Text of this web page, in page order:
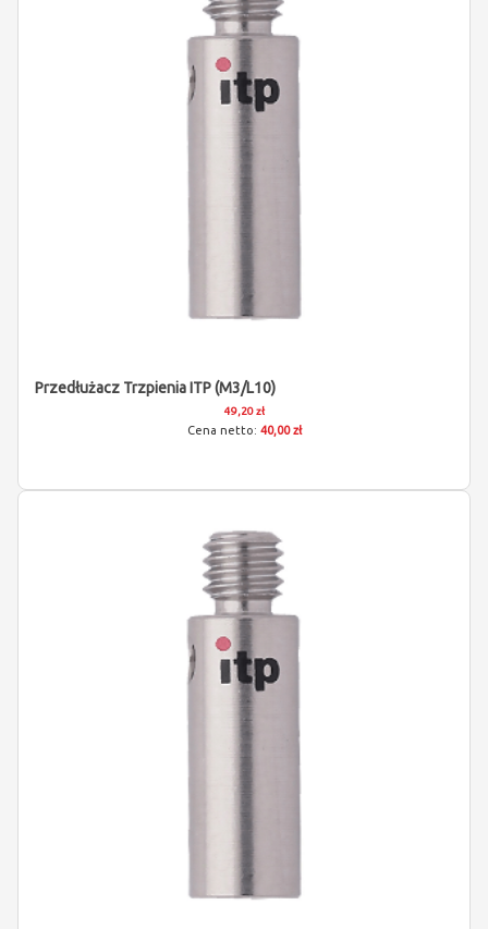
Przedłużacz Trzpienia ITP (M3/L10)
49,20 zł
40,00 zł